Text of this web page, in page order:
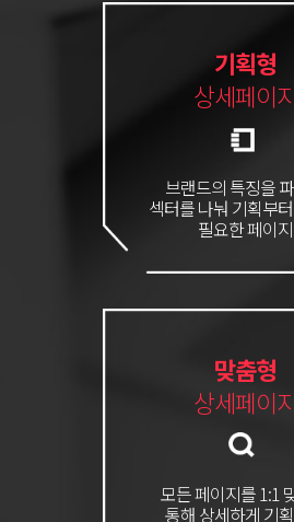
기획형
상세페이
브랜드의 특징을
섹터를 나눠 기획부
필요한 페이지
맞춤형
상세페이
모든 페이지를 1:1
통해 상세하게 기